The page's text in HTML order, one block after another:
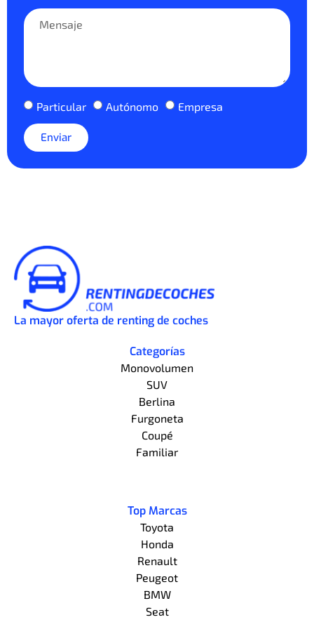
Particular Autónomo Empresa
Enviar
La mayor oferta de renting de coches
Categorías
Monovolumen
SUV
Berlina
Furgoneta
Coupé
Familiar
Top Marcas
Toyota
Honda
Renault
Peugeot
BMW
Seat